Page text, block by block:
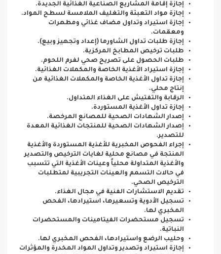
إجازة إقامة المشاريع الصناعية الغذائية الجديدة.
إجازة مواد التعبئة والتغليف الملامسة لسطح المواد.
إجازة استيراد وتداول مضاف غذائي ومطهرات
ومعقمات.
إجازة طلبات تداول الشاورما (إعداد وتجهيز وبيع).
طلبات ترخيص المطابخ المركزية.
طلبات الحصول على تصريح صحي لفرم اللحوم.
إجازة استيراد الأغذية الخاصة والمكملات الغذائية.
إجازة تداول الأغذية الخاصة والمكملات الغذائية من
إنتاج محلي.
الرقابة والتفتيش على الغذاء المتداول.
إجازة تداول الأغذية المستوردة.
إصدار الشهادات الصحية للمصانع المرخصة.
إصدار الشهادات الصحية للمنتجات الغذائية المعدة
للتصدير.
إجراء الفحوص المخبرية للأغذية المستوردة والأغذية
المنتجة في مصانع محلية لغايات الترخيص والتصدير
والأغذية المتداولة محلياً وعينات الأغذية التي تتسبب
في حالات التسمم والعينات التجريبية لمتطلبات
الترخيص الصحي.
تقديم الاستشارات الفنية في مجال الغذاء.
تسجيل الأدوية وتسعيرها، استيرادها، الفحص
المخبري لها.
تسجيل مستحضرات الفيتامينات والمستحضرات
النباتية.
وحليب الرضع واستيرادها، الفحص المخبري لها.
إجازة استيراد وتصدير وتداول المواد المخدرة والمؤثرات